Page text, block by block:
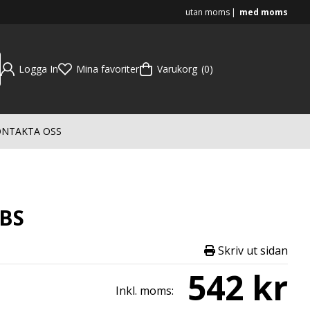
utan moms med moms
Logga In Mina favoriter Varukorg 0
OSS
Skriv ut sidan
Inkl. moms: 542 kr